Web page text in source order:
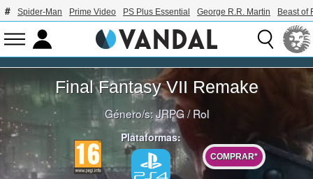
Spider-Man Prime Video PS Plus Essential George R.R. Martin Beast of
Final Fantasy VII Remake
Género/s:JRPG/Rol
Plataformas:
COMPRAR*